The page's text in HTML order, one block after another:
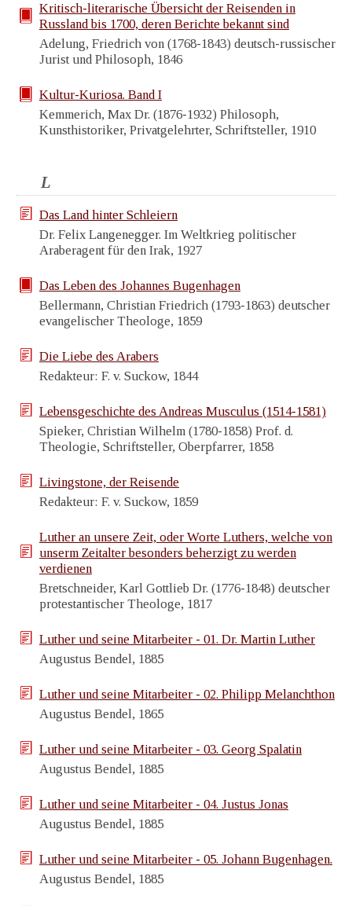
Kritisch-literarische Übersicht der Reisenden in
Russland bis 1700, deren Berichte bekannt sind
Adelung, Friedrich von (1768-1843) deutsch-russischer
Jurist und Philosoph, 1846
Kultur-Kuriosa. Band I
Kemmerich, Max Dr. (1876-1932) Philosoph,
Kunsthistoriker, Privatgelehrter, Schriftsteller, 1910
L
Das Land hinter Schleiern
Dr. Felix Langenegger. Im Weltkrieg politischer
Araberagent für den Irak, 1927
Das Leben des Johannes Bugenhagen
Bellermann, Christian Friedrich (1793-1863) deutscher
evangelischer Theologe, 1859
Die Liebe des Arabers
Redakteur: F. v. Suckow, 1844
Lebensgeschichte des Andreas Musculus (1514-1581)
Spieker, Christian Wilhelm (1780-1858) Prof. d.
Theologie, Schriftsteller, Oberpfarrer, 1858
Livingstone, der Reisende
Redakteur: F. v. Suckow, 1859
Luther an unsere Zeit, oder Worte Luthers, welche von
unserm Zeitalter besonders beherzigt zu werden
verdienen
Bretschneider, Karl Gottlieb Dr. (1776-1848) deutscher
protestantischer Theologe, 1817
Luther und seine Mitarbeiter - 01. Dr. Martin Luther
Augustus Bendel, 1885
Luther und seine Mitarbeiter - 02. Philipp Melanchthon
Augustus Bendel, 1865
Luther und seine Mitarbeiter - 03. Georg Spalatin
Augustus Bendel, 1885
Luther und seine Mitarbeiter - 04. Justus Jonas
Augustus Bendel, 1885
Luther und seine Mitarbeiter - 05. Johann Bugenhagen.
Augustus Bendel, 1885